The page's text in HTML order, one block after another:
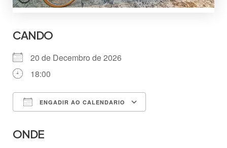
CANDO
20 de Decembro de 2026
18:00
ENGADIR AO CALENDARIO
ONDE